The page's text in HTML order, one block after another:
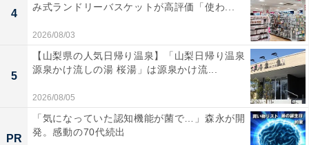
4
み式ランドリーバスケットが高評価「使わ...
2026/08/03
5
【山梨県の人気日帰り温泉】「山梨日帰り温泉
源泉かけ流しの湯 桜湯」は源泉かけ流...
2026/08/05
PR
「気になっていた認知機能が菌で…」森永が開
発。感動の70代続出